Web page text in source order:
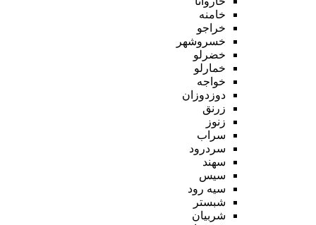
خامنه
خراجو
خسروشهر
خضرلو
خمارلو
خواجه
دوزدوزان
زرنق
زنوز
سراب
سردرود
سهند
سیس
سیه رود
شبستر
شربیان